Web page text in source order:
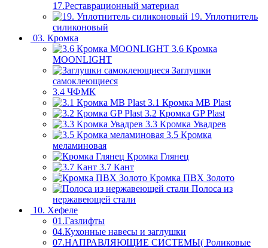
17.Реставрационный материал
19. Уплотнитель
силиконовый
03. Кромка
3.6 Кромка
MOONLIGHT
Заглушки
самоклеющиеся
3.4 ЧФМК
3.1 Кромка MB Plast
3.2 Кромка GP Plast
3.3 Кромка Увадрев
3.5 Кромка
меламиновая
Кромка Глянец
3.7 Кант
Кромка ПВХ Золото
Полоса из
нержавеющей стали
10. Хефеле
01.Газлифты
04.Кухонные навесы и заглушки
07.НАПРАВЛЯЮЩИЕ СИСТЕМЫ( Роликовые